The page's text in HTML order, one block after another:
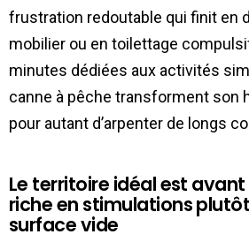
frustration redoutable qui finit en
mobilier ou en toilettage
minutes dédiées aux activités
canne à pêche transforment son
pour autant d’arpenter de longs
Le territoire idéal est
riche en stimulations
surface vide